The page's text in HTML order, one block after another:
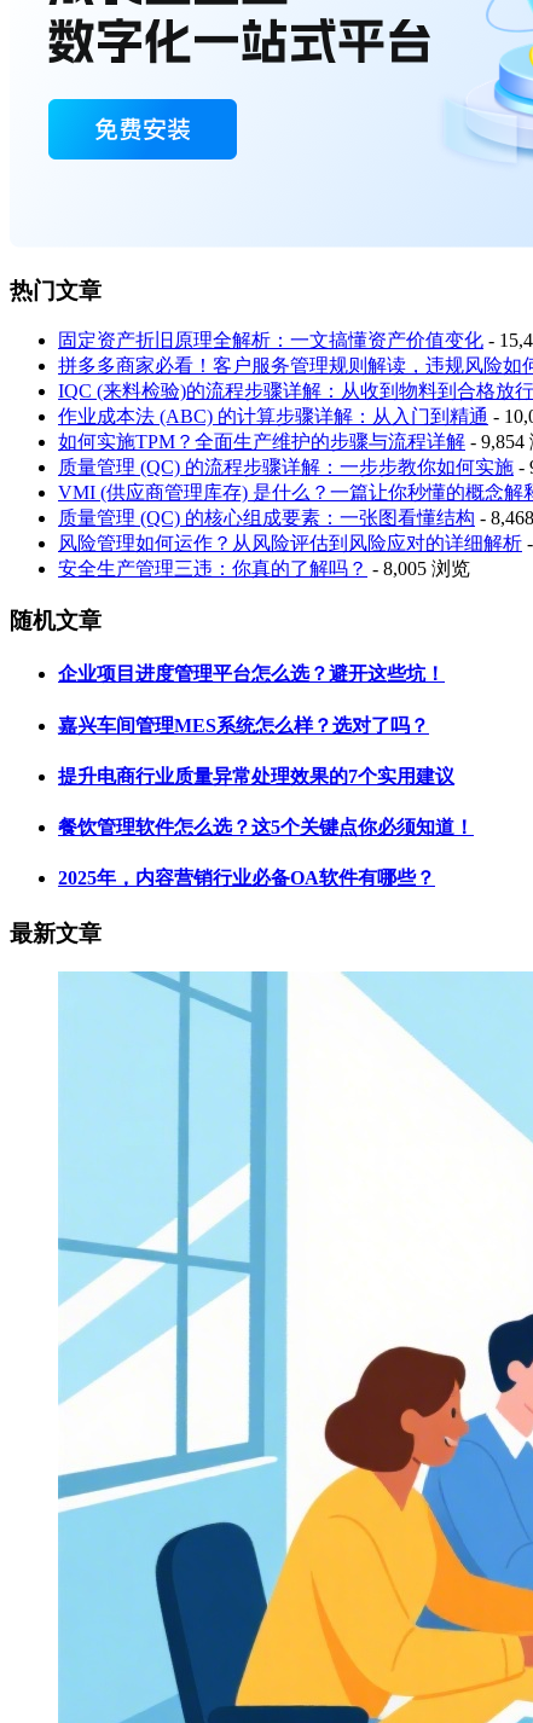
热门文章
固定资产折旧原理全解析：一文搞懂资产价值变化 -
拼多多商家必看！客户服务管理规则解读，违规风险如
IQC (来料检验)的流程步骤详解：从收到物料到合格放行
作业成本法 (ABC) 的计算步骤详解：从入门到精通 -
如何实施TPM？全面生产维护的步骤与流程详解 - 9,854
质量管理 (QC) 的流程步骤详解：一步步教你如何实施 -
VMI (供应商管理库存) 是什么？一篇让你秒懂的概念解
质量管理 (QC) 的核心组成要素：一张图看懂结构 -
风险管理如何运作？从风险评估到风险应对的详细解析
安全生产管理三违：你真的了解吗？ - 8,005 浏览
随机文章
企业项目进度管理平台怎么选？避开这些坑！
嘉兴车间管理MES系统怎么样？选对了吗？
提升电商行业质量异常处理效果的7个实用建议
餐饮管理软件怎么选？这5个关键点你必须知道！
2025年，内容营销行业必备OA软件有哪些？
最新文章